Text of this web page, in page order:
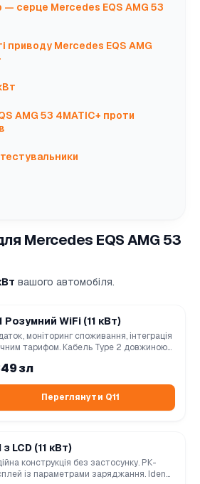
— серце Mercedes EQS AMG 53
приводу Mercedes EQS AMG
AMG 53 4MATIC+ проти
Mercedes EQS AMG 53
вашого автомобіля.
Розумний WiFi (11 кВт)
моніторинг споживання, інтеграція
тарифом. Кабель Type 2 довжиною...
зл
Переглянути Q11
з LCD (11 кВт)
конструкція без застосунку. РК-
із параметрами заряджання. Iden...